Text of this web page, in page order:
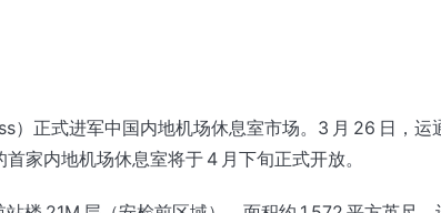
）正式进军中国内地机场休息室市场。3 月 26 日，运
家内地机场休息室将于 4 月下旬正式开放。